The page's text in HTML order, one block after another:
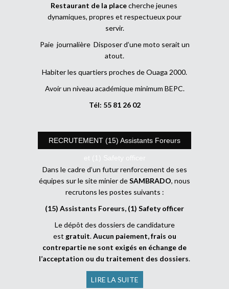
Restaurant de la placecherche jeunes
dynamiques, propres et respectueux pour
servir.
Paie journalière Disposer d’une moto serait un
atout.
Habiter les quartiers proches de Ouaga 2000.
Avoir un niveau académique minimum BEPC.
Tél: 55 81 26 02
RECRUTEMENT (15) Assistants Foreurs
et (1) Safety officer
Dans le cadre d’un futur renforcement de ses
équipes sur le site minier deSAMBRADO, nous
recrutons les postes suivants :
(15) Assistants Foreurs, (1) Safety officer
Le dépôt des dossiers de candidature
est gratuit.Aucun paiement, frais ou
contrepartie ne sont exigés en échange de
l’acceptation ou du traitement des dossiers.
LIRE LA SUITE